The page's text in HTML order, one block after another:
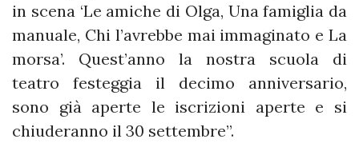
in scena ‘Le amiche di Olga, Una famiglia da
manuale, Chi l’avrebbe mai immaginato e La
morsa’. Quest’anno la nostra scuola di
teatro festeggia il decimo anniversario,
sono già aperte le iscrizioni aperte e si
chiuderanno il 30 settembre”.